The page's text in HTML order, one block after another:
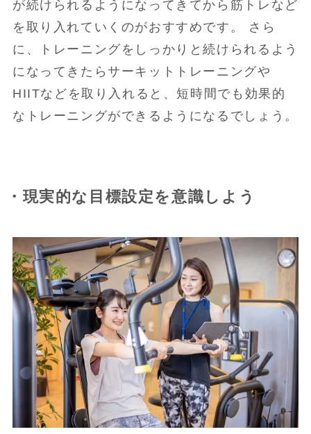
が続けられるようになってきてから筋トレなど
を取り入れていくのがおすすめです。 さら
に、トレーニングをしっかりと続けられるよう
になってきたらサーキットトレーニングや
HIITなどを取り入れると、短時間でも効果的
なトレーニングができるようになるでしょう。
・現実的な目標設定を意識しよう